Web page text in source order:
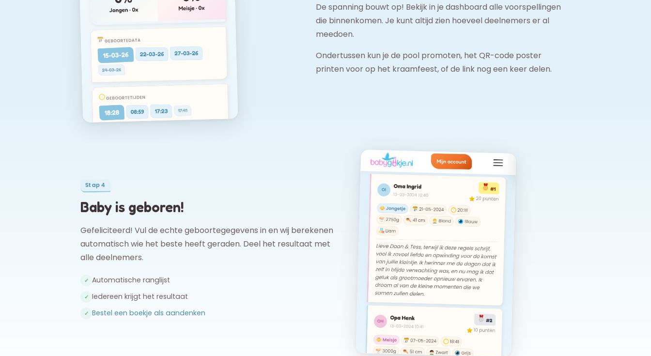
De spanning bouwt op! Bekijk in je dashboard alle voorspellingen
die binnenkomen. Je kunt altijd zien hoeveel deelnemers er al
meedoen.
Ondertussen kun je de pool promoten, het QR-code poster
printen voor op het kraamfeest, of de link nog een keer delen.
Stap 4
Baby is geboren!
Gefeliciteerd! Vul de echte geboortegegevens in en wij berekenen
automatisch wie het beste heeft geraden. Deel het resultaat met
alle deelnemers.
✓ Automatische ranglijst
✓ Iedereen krijgt het resultaat
✓ Bestel een boekje als aandenken